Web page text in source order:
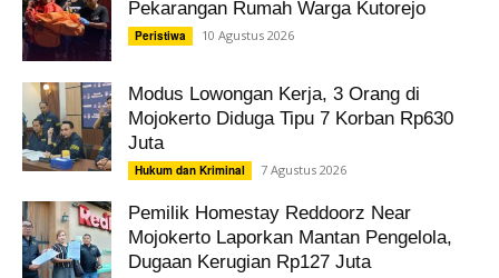
Pekarangan Rumah Warga Kutorejo
Peristiwa 10 Agustus 2026
Modus Lowongan Kerja, 3 Orang di
Mojokerto Diduga Tipu 7 Korban Rp630
Juta
Hukum dan Kriminal 7 Agustus 2026
Pemilik Homestay Reddoorz Near
Mojokerto Laporkan Mantan Pengelola,
Dugaan Kerugian Rp127 Juta